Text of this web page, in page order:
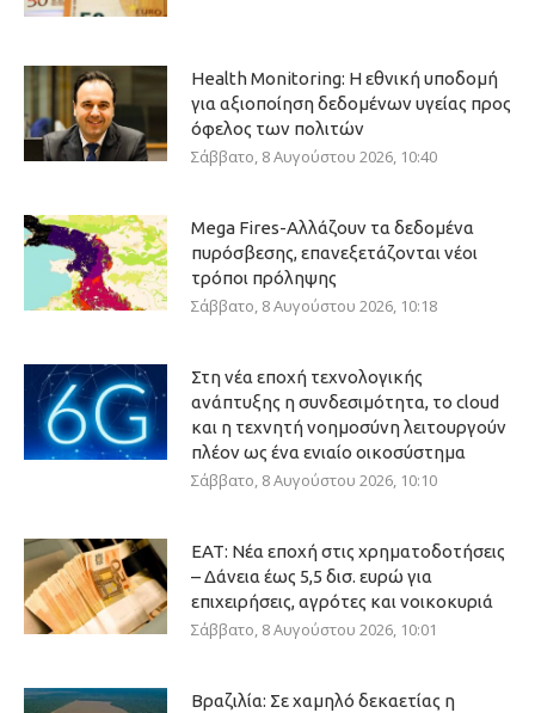
Health Monitoring: Η εθνική υποδομή
για αξιοποίηση δεδομένων υγείας προς
όφελος των πολιτών
Σάββατο, 8 Αυγούστου 2026, 10:40
Mega Fires-Αλλάζουν τα δεδομένα
πυρόσβεσης, επανεξετάζονται νέοι
τρόποι πρόληψης
Σάββατο, 8 Αυγούστου 2026, 10:18
Στη νέα εποχή τεχνολογικής
ανάπτυξης η συνδεσιμότητα, το cloud
και η τεχνητή νοημοσύνη λειτουργούν
πλέον ως ένα ενιαίο οικοσύστημα
Σάββατο, 8 Αυγούστου 2026, 10:10
ΕΑΤ: Νέα εποχή στις χρηματοδοτήσεις
– Δάνεια έως 5,5 δισ. ευρώ για
επιχειρήσεις, αγρότες και νοικοκυριά
Σάββατο, 8 Αυγούστου 2026, 10:01
Βραζιλία: Σε χαμηλό δεκαετίας η